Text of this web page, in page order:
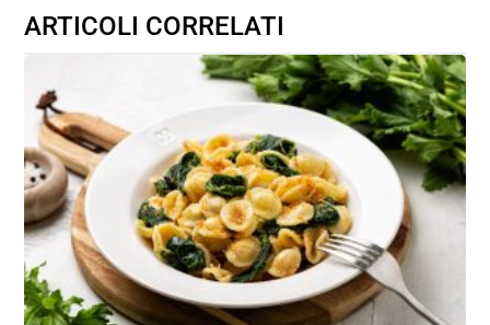
ARTICOLI CORRELATI